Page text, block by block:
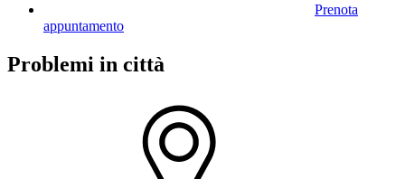
Prenota
appuntamento
Problemi in città